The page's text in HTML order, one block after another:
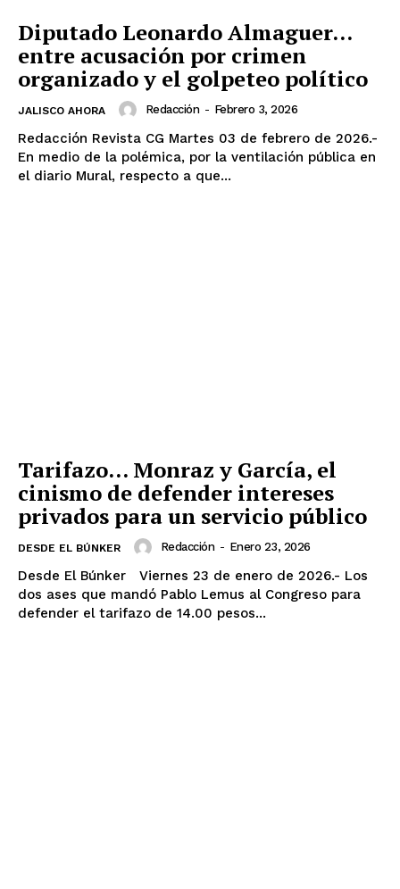
Diputado Leonardo Almaguer…
entre acusación por crimen
organizado y el golpeteo político
JALISCO AHORA Redacción - Febrero 3, 2026
Redacción Revista CG Martes 03 de febrero de 2026.-
En medio de la polémica, por la ventilación pública en
el diario Mural, respecto a que...
Tarifazo… Monraz y García, el
cinismo de defender intereses
privados para un servicio público
DESDE EL BÚNKER Redacción - Enero 23, 2026
Desde El Búnker Viernes 23 de enero de 2026.- Los
dos ases que mandó Pablo Lemus al Congreso para
defender el tarifazo de 14.00 pesos...